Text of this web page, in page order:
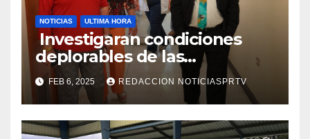
NOTICIAS ULTIMA HORA
Investigaran condiciones
deplorables de las
facilidades el Departamento
de la Salud en Mayagüez
FEB 6, 2025 REDACCION NOTICIASPRTV